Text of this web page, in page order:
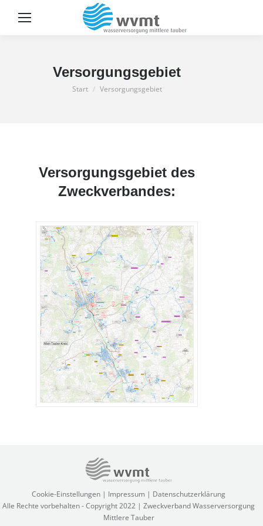
Versorgungsgebiet
Sie befinden sich hier:
Start Versorgungsgebiet
Versorgungsgebiet des
Zweckverbandes:
Cookie-Einstellungen | Impressum | Datenschutzerklärung
Alle Rechte vorbehalten - Copyright 2022 | Zweckverband Wasserversorgung
Mittlere Tauber